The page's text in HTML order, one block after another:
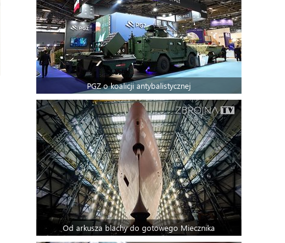
PGZ o koalicji antybalistycznej
Od arkusza blachy do gotowego Miecznika